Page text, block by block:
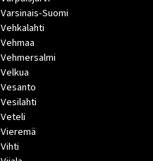
Varsinais-Suomi
Vehkalahti
Vehmaa
Vehmersalmi
Velkua
Vesanto
Vesilahti
Veteli
Vieremä
Vihti